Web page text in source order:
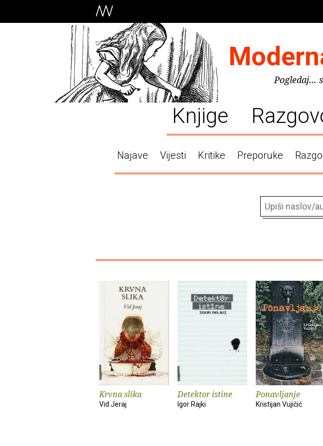
Pogledaj...
Knjige
Najave Vijesti Kritike Preporuke
Krvna slika
Vid Jeraj
Detektor istine
Igor Rajki
Ponavljanje
Kristijan Vujičić